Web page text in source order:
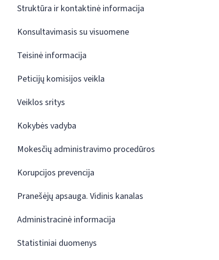
Struktūra ir kontaktinė informacija
Konsultavimasis su visuomene
Teisinė informacija
Peticijų komisijos veikla
Veiklos sritys
Kokybės vadyba
Mokesčių administravimo procedūros
Korupcijos prevencija
Pranešėjų apsauga. Vidinis kanalas
Administracinė informacija
Statistiniai duomenys